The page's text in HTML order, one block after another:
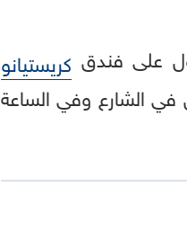
كريستيانو
في الشارع وفي الساعة